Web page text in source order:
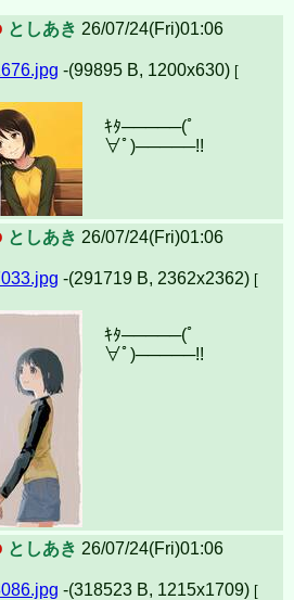
としあき 26/07/24(Fri)01:06
-(99895 B, 1200x630) [
ｷﾀ─────(ﾟ
∀ﾟ)︀─────!!︀
としあき 26/07/24(Fri)01:06
-(291719 B, 2362x2362) [
ｷﾀ─────(ﾟ
∀ﾟ)︀─────!!︀
としあき 26/07/24(Fri)01:06
-(318523 B, 1215x1709) [